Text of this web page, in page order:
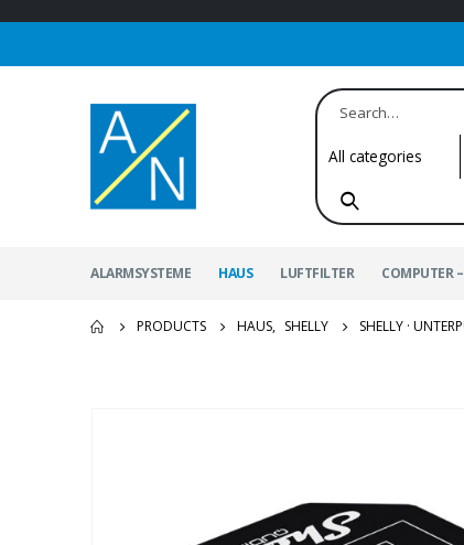
ALARMSYSTEME HAUS LUFTFILTER COMPUTER
PRODUCTS HAUS, SHELLY SHELLY ·